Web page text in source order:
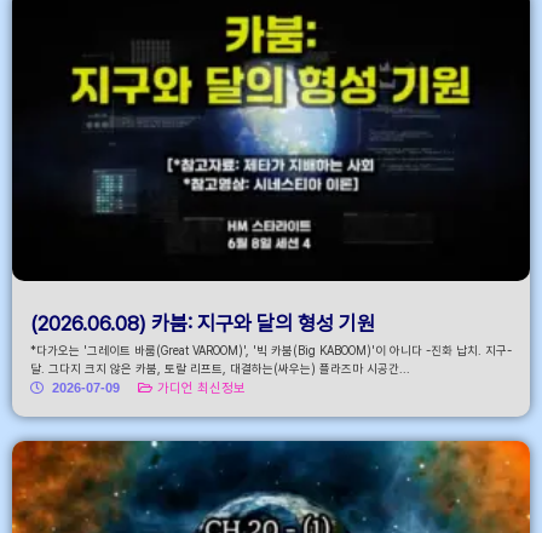
(2026.06.08) 카붐: 지구와 달의 형성 기원
*다가오는 '그레이트 바룸(Great VAROOM)', '빅 카붐(Big KABOOM)'이 아니다 -진화 납치. 지구-
달. 그다지 크지 않은 카붐, 토랄 리프트, 대결하는(싸우는) 플라즈마 시공간...
2026-07-09
가디언 최신정보